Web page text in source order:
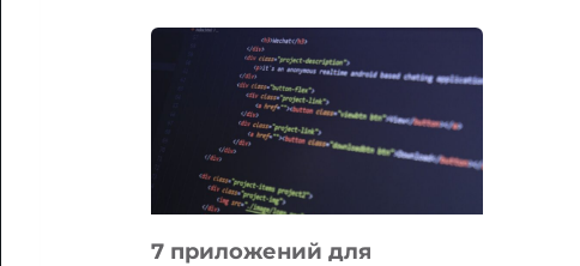
ПОЛЕЗНЫХ
ИНСТРУМЕНТОВ
ДЛЯ
РАБОТЫ
7 приложений для